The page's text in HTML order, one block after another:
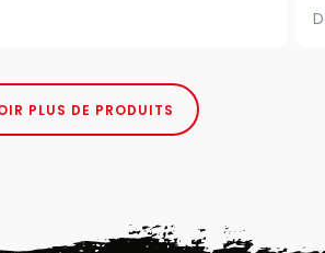
PLUS DE PRODUITS